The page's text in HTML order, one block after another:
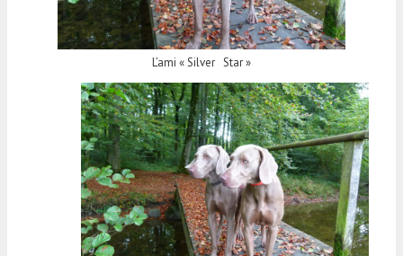
L’ami « Silver Star »